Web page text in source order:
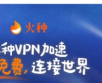
支持
支持 [0] 反对